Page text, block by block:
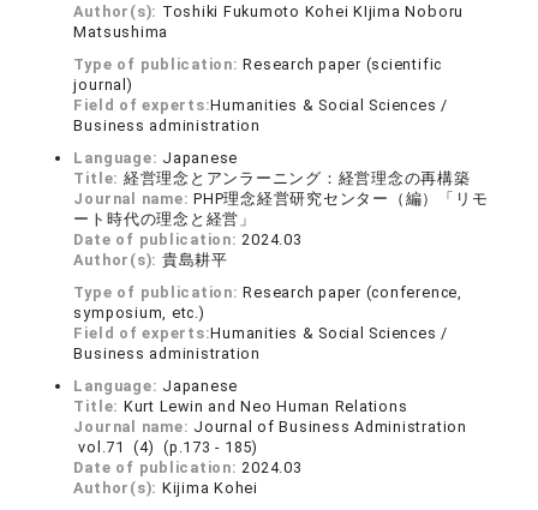
Author(s): Toshiki Fukumoto Kohei KIjima Noboru
Matsushima
Type of publication:Research paper (scientific
journal)
Field of experts:Humanities & Social Sciences /
Business administration
Language: Japanese
Title: 経営理念とアンラーニング：経営理念の再構築
Journal name:PHP理念経営研究センター（編）「リモ
ート時代の理念と経営」
Date of publication:2024.03
Author(s): 貴島耕平
Type of publication:Research paper (conference,
symposium, etc.)
Field of experts:Humanities & Social Sciences /
Business administration
Language: Japanese
Title: Kurt Lewin and Neo Human Relations
Journal name: Journal of Business Administration
vol.71 (4) (p.173 - 185)
Date of publication:2024.03
Author(s): Kijima Kohei